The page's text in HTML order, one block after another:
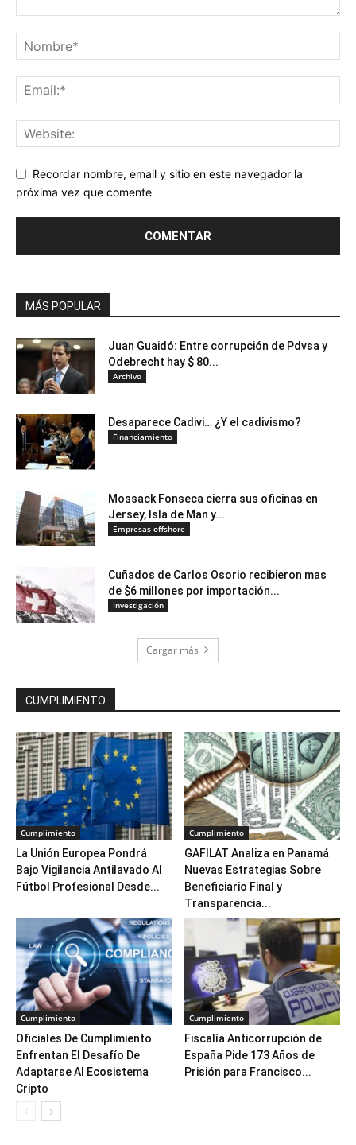
Recordar nombre, email y sitio en este navegador la
próxima vez que comente
MÁS POPULAR
Juan Guaidó: Entre corrupción de Pdvsa y
Odebrecht hay $ 80...
Archivo
Desaparece Cadivi… ¿Y el cadivismo?
Financiamiento
Mossack Fonseca cierra sus oficinas en
Jersey, Isla de Man y...
Empresas offshore
Cuñados de Carlos Osorio recibieron mas
de $6 millones por importación...
Investigación
Cargar más
CUMPLIMIENTO
Cumplimiento
La Unión Europea Pondrá
Bajo Vigilancia Antilavado Al
Fútbol Profesional Desde...
Cumplimiento
GAFILAT Analiza en Panamá
Nuevas Estrategias Sobre
Beneficiario Final y
Transparencia...
Cumplimiento
Oficiales De Cumplimiento
Enfrentan El Desafío De
Adaptarse Al Ecosistema
Cripto
Cumplimiento
Fiscalía Anticorrupción de
España Pide 173 Años de
Prisión para Francisco...